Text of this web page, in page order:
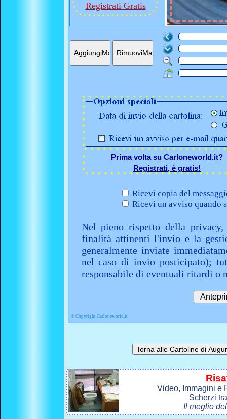
Registrati Gratis
Prima volta su Carloneworld.it?
Registrati, è gratis!
Ricevi copia del
Ricevi un avviso quando
Nel pieno rispetto della
finalità attinenti l'invio e la
generalmente inviate
nel caso di invio posticipato);
responsabile di eventuali ritardi o
© Copyright Carloneworld.it
Video, Immagini e
Scherzi
Il meglio